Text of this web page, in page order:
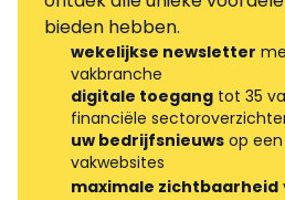
bieden hebben.
wekelijkse newsletter
vakbranche
digitale toegang tot 35
financiële
uw bedrijfsnieuws op
vakwebsites
maximale zichtbaarheid